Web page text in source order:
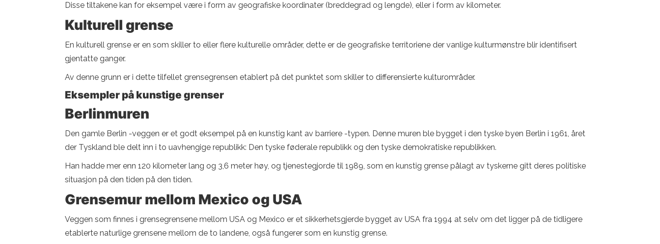
Disse tiltakene kan for eksempel være i form av geografiske koordinater (breddegrad og lengde), eller i form av kilometer.
Kulturell grense
En kulturell grense er en som skiller to eller flere kulturelle områder, dette er de geografiske territoriene der vanlige kulturmønstre blir identifisert
gjentatte ganger.
Av denne grunn er i dette tilfellet grensegrensen etablert på det punktet som skiller to differensierte kulturområder.
Eksempler på kunstige grenser
Berlinmuren
Den gamle Berlin -veggen er et godt eksempel på en kunstig kant av barriere -typen. Denne muren ble bygget i den tyske byen Berlin i 1961, året
der Tyskland ble delt inn i to uavhengige republikk: Den tyske føderale republikk og den tyske demokratiske republikken.
Han hadde mer enn 120 kilometer lang og 3,6 meter høy, og tjenestegjorde til 1989, som en kunstig grense pålagt av tyskerne gitt deres politiske
situasjon på den tiden på den tiden.
Grensemur mellom Mexico og USA
Veggen som finnes i grensegrensene mellom USA og Mexico er et sikkerhetsgjerde bygget av USA fra 1994 at selv om det ligger på de tidligere
etablerte naturlige grensene mellom de to landene, også fungerer som en kunstig grense.